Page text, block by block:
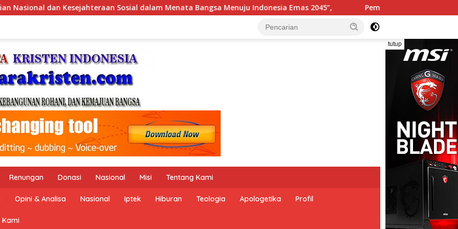
Menata Bangsa Menuju Indonesia Emas 2045”, Pemerintah Indonesia dan Perserikatan Bangsa-Bangsa Peringati
tutup
Renungan Donasi Nasional Misi Tentang Kami
Opini & Analisa Nasional Iptek Hiburan Teologia Apologetika Profil
Kami